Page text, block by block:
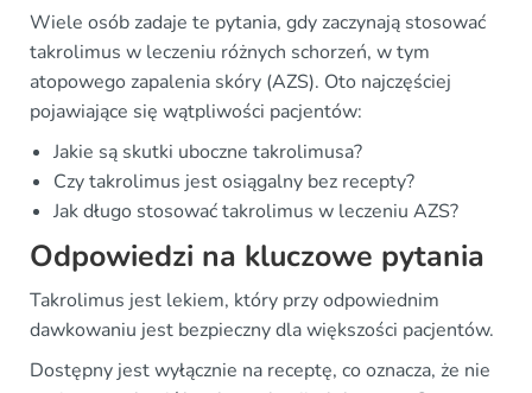
Wiele osób zadaje te pytania, gdy zaczynają stosować
takrolimus w leczeniu różnych schorzeń, w tym
atopowego zapalenia skóry (AZS). Oto najczęściej
pojawiające się wątpliwości pacjentów:
Jakie są skutki uboczne takrolimusa?
Czy takrolimus jest osiągalny bez recepty?
Jak długo stosować takrolimus w leczeniu AZS?
Odpowiedzi na kluczowe pytania
Takrolimus jest lekiem, który przy odpowiednim
dawkowaniu jest bezpieczny dla większości pacjentów.
Dostępny jest wyłącznie na receptę, co oznacza, że nie